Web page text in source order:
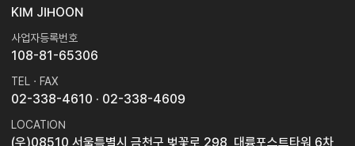
KIM JIHOON
사업자등록번호
108-81-65306
TEL · FAX
02-338-4610 · 02-338-4609
LOCATION
(우)08510 서울특별시 금천구 벚꽃로 298, 대륭포스트타워 6차